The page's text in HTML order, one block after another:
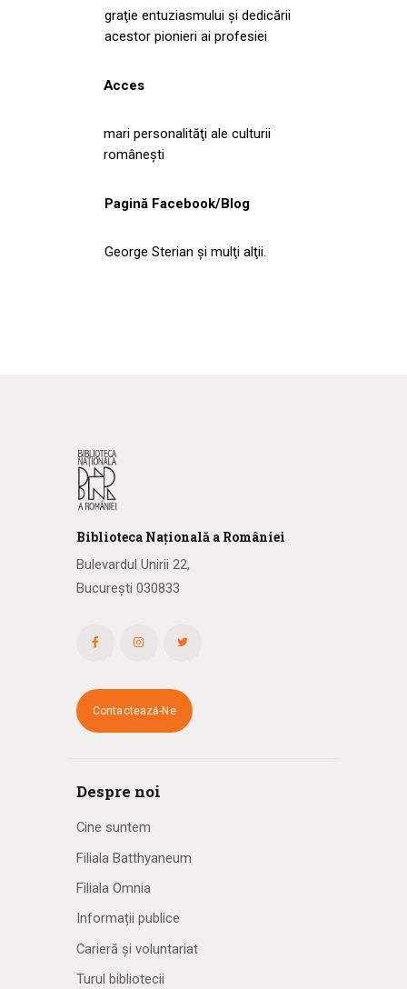
graţie entuziasmului şi dedicării
acestor pionieri ai profesiei
Acces
mari personalităţi ale culturii
româneşti
Pagină Facebook/Blog
George Sterian şi mulţi alţii.
Biblioteca Națională a României
Bulevardul Unirii 22,
București 030833
Contactează-Ne
Despre noi
Cine suntem
Filiala Batthyaneum
Filiala Omnia
Informații publice
Carieră și voluntariat
Turul bibliotecii